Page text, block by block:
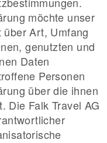
möchte unser
Art, Umfang
genutzten und
Daten
Personen
über die ihnen
Die Falk Travel AG